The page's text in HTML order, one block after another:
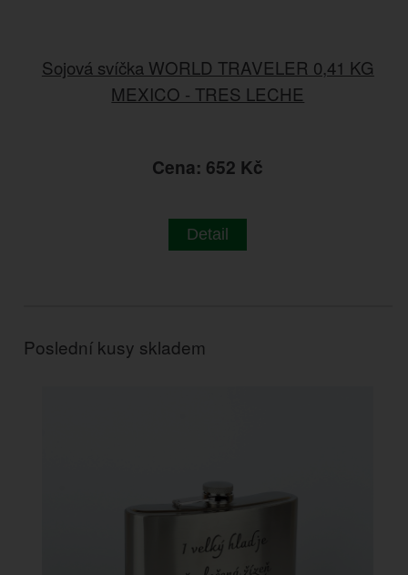
Sojová svíčka WORLD TRAVELER 0,41 KG
MEXICO - TRES LECHE
Cena: 652 Kč
Detail
Poslední kusy skladem